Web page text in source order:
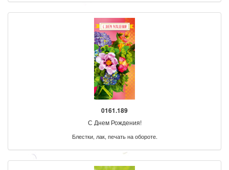
0161.189
С Днем Рождения!
Блестки, лак, печать на обороте.